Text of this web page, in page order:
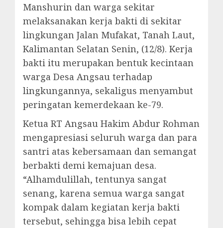
Manshurin dan warga sekitar
melaksanakan kerja bakti di sekitar
lingkungan Jalan Mufakat, Tanah Laut,
Kalimantan Selatan Senin, (12/8). Kerja
bakti itu merupakan bentuk kecintaan
warga Desa Angsau terhadap
lingkungannya, sekaligus menyambut
peringatan kemerdekaan ke-79.
Ketua RT Angsau Hakim Abdur Rohman
mengapresiasi seluruh warga dan para
santri atas kebersamaan dan semangat
berbakti demi kemajuan desa.
“Alhamdulillah, tentunya sangat
senang, karena semua warga sangat
kompak dalam kegiatan kerja bakti
tersebut, sehingga bisa lebih cepat